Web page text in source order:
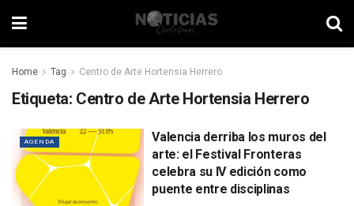
Home Tag Centro de Arte Hortensia Herrero
Etiqueta: Centro de Arte Hortensia Herrero
AGENDA
Valencia derriba los muros del
arte: el Festival Fronteras
celebra su IV edición como
puente entre disciplinas